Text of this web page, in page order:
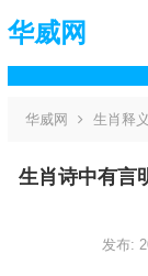
华威网
华威网 生肖释义
生肖诗中有言
发布: